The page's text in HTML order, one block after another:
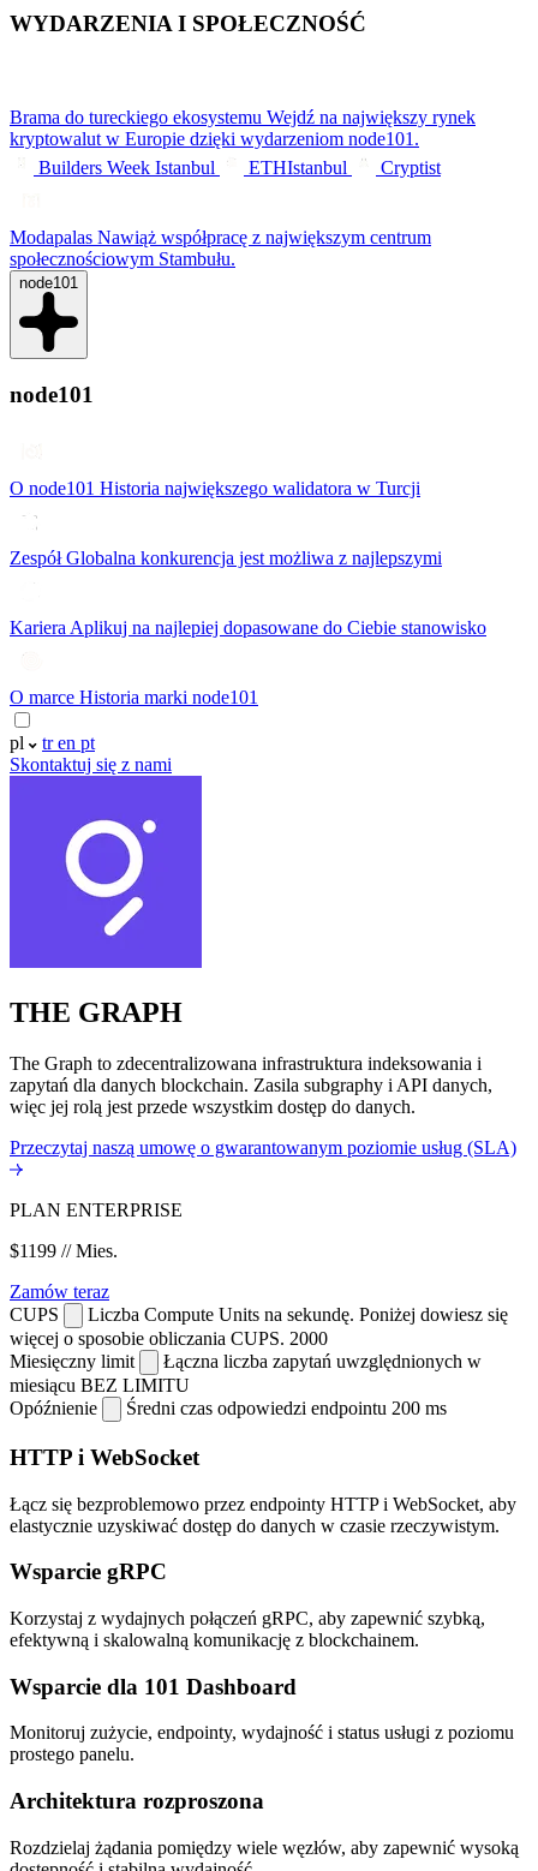
WYDARZENIA I SPOŁECZNOŚĆ
Brama do tureckiego ekosystemu Wejdź na największy rynek
kryptowalut w Europie dzięki wydarzeniom node101.
Builders Week Istanbul
ETHIstanbul Cryptist
Modapalas Nawiąż współpracę z największym centrum
społecznościowym Stambułu.
node101
node101
O node101 Historia największego walidatora w Turcji
ZespółGlobalna konkurencja jest możliwa z najlepszymi
Kariera Aplikuj na najlepiej dopasowane do Ciebie stanowisko
O marce Historia marki node101
pl tren pt
Skontaktuj się z nami
THE GRAPH
The Graph to zdecentralizowana infrastruktura indeksowania i
zapytań dla danych blockchain. Zasila subgraphy i API danych,
więc jej rolą jest przede wszystkim dostęp do danych.
Przeczytaj naszą umowę o gwarantowanym poziomie usług (SLA)
PLAN ENTERPRISE
$1199 // Mies.
Zamów teraz
CUPS
Liczba Compute Units na sekundę. Poniżej dowiesz się
więcej o sposobie obliczania CUPS. 2000
Miesięczny limit
Łączna liczba zapytań uwzględnionych w
miesiącu BEZ LIMITU
Opóźnienie
Średni czas odpowiedzi endpointu 200 ms
HTTP i WebSocket
Łącz się bezproblemowo przez endpointy HTTP i WebSocket, aby
elastycznie uzyskiwać dostęp do danych w czasie rzeczywistym.
Wsparcie gRPC
Korzystaj z wydajnych połączeń gRPC, aby zapewnić szybką,
efektywną i skalowalną komunikację z blockchainem.
Wsparcie dla 101 Dashboard
Monitoruj zużycie, endpointy, wydajność i status usługi z poziomu
prostego panelu.
Architektura rozproszona
Rozdzielaj żądania pomiędzy wiele węzłów, aby zapewnić wysoką